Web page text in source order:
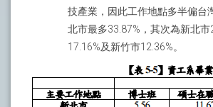
技產業，因此工作地點多半偏台
北市最多33.87%，其次為新北
17.16%及新竹市12.36%。